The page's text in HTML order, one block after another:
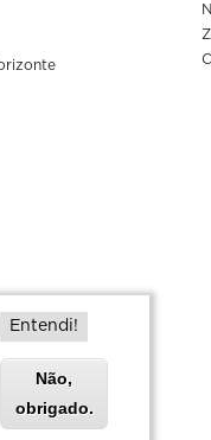
Entendi!
Não,
obrigado.